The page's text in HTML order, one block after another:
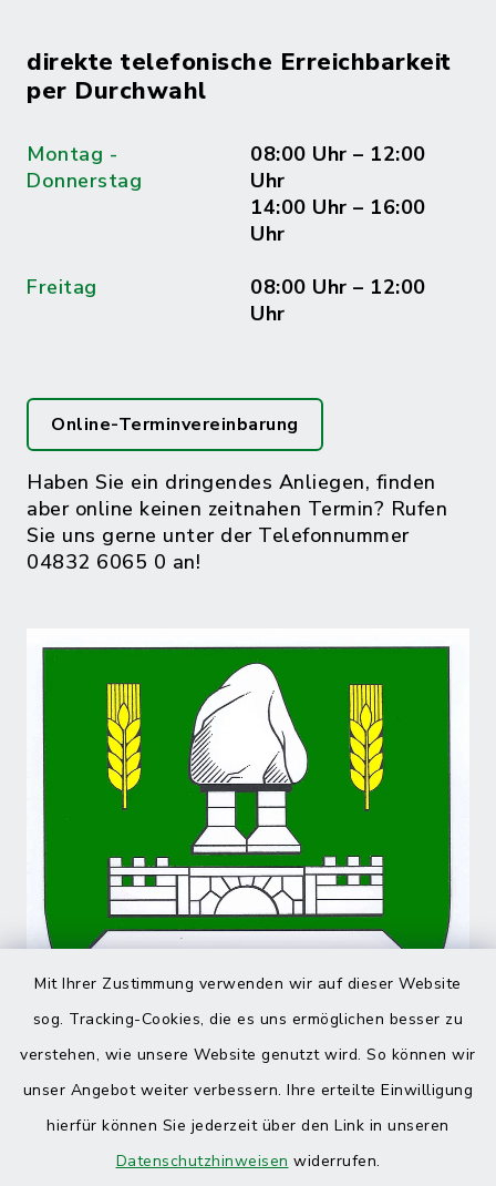
Mit Ihrer Zustimmung verwenden wir auf dieser Website
sog. Tracking-Cookies, die es uns ermöglichen besser zu
verstehen, wie unsere Website genutzt wird. So können wir
unser Angebot weiter verbessern. Ihre erteilte Einwilligung
hierfür können Sie jederzeit über den Link in unseren
Datenschutzhinweisen widerrufen.
direkte telefonische Erreichbarkeit
per Durchwahl
Montag -
Donnerstag
08:00 Uhr – 12:00
Uhr
14:00 Uhr – 16:00
Uhr
Freitag
08:00 Uhr – 12:00
Uhr
Online-Terminvereinbarung
Haben Sie ein dringendes Anliegen, finden
aber online keinen zeitnahen Termin? Rufen
Sie uns gerne unter der Telefonnummer
04832 6065 0 an!